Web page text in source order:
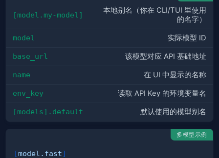
[model.my-model]
本地别名（你在 CLI/TUI 里使用
的名字）
model 实际模型 ID
base_url 该模型对应 API 基础地址
name 在 UI 中显示的名称
env_key 读取 API Key 的环境变量名
[models].default 默认使用的模型别名
多模型示例
[model.fast]